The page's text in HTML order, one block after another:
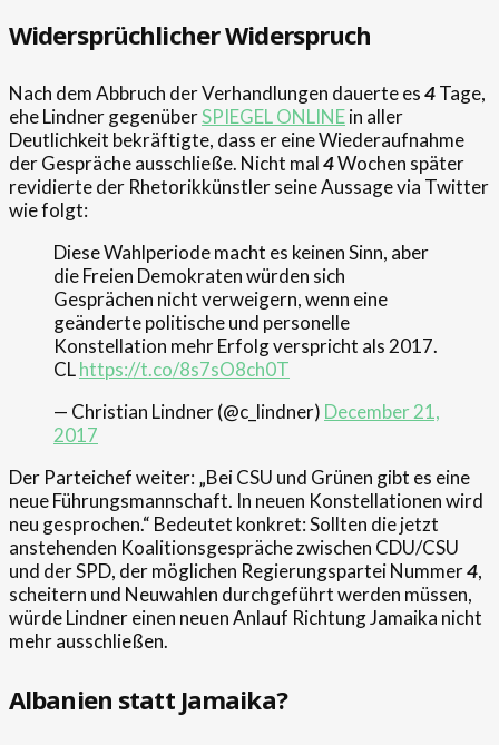
Widersprüchlicher Widerspruch
Nach dem Abbruch der Verhandlungen dauerte es4Tage,
ehe Lindner gegenüberSPIEGEL ONLINEin aller
Deutlichkeit bekräftigte, dass er eine Wiederaufnahme
der Gespräche ausschließe. Nicht mal4Wochen später
revidierte der Rhetorikkünstler seine Aussage via Twitter
wie folgt:
Diese Wahlperiode macht es keinen Sinn, aber
die Freien Demokraten würden sich
Gesprächen nicht verweigern, wenn eine
geänderte politische und personelle
Konstellation mehr Erfolg verspricht als 2017.
CLhttps://t.co/8s7sO8ch0T
— Christian Lindner (@c_lindner) December 21,
2017
Der Parteichef weiter: „Bei CSU und Grünen gibt es eine
neue Führungsmannschaft. In neuen Konstellationen wird
neu gesprochen.“ Bedeutet konkret: Sollten die jetzt
anstehenden Koalitionsgespräche zwischen CDU/CSU
und der SPD, der möglichen Regierungspartei Nummer4,
scheitern und Neuwahlen durchgeführt werden müssen,
würde Lindner einen neuen Anlauf Richtung Jamaika nicht
mehr ausschließen.
Albanien statt Jamaika?